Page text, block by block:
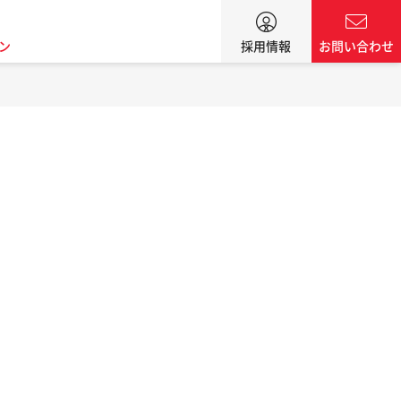
採用情報 お問い合わせ